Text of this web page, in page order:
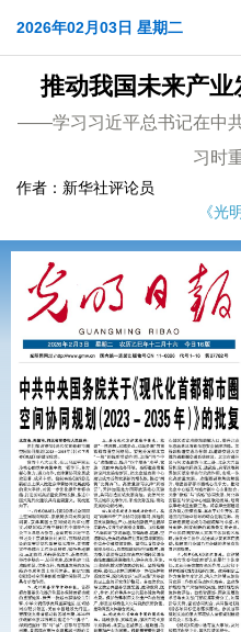
2026年02月03日 星期二
推动我国未来产
——学习习近平总书记在中
习时
作者：新华社评论员
《光